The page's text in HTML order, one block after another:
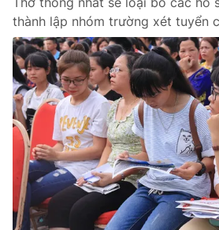
thành lập nhóm trường xét tuyển